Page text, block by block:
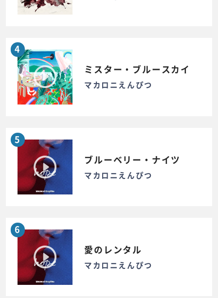
4
ミスター・ブルースカイ
マカロニえんぴつ
5
ブルーベリー・ナイツ
マカロニえんぴつ
6
愛のレンタル
マカロニえんぴつ